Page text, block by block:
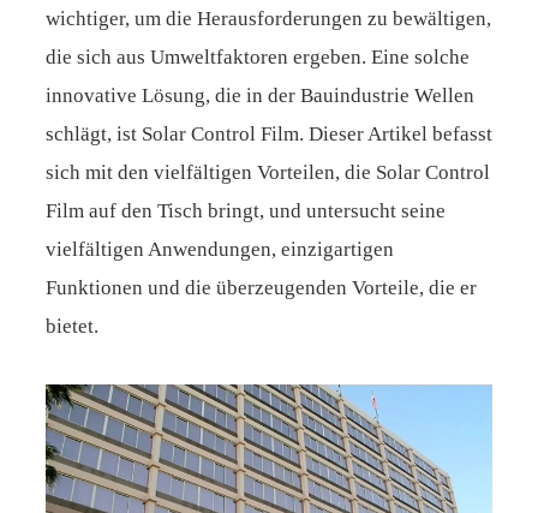
wichtiger, um die Herausforderungen zu bewältigen,
die sich aus Umweltfaktoren ergeben. Eine solche
innovative Lösung, die in der Bauindustrie Wellen
schlägt, ist Solar Control Film. Dieser Artikel befasst
sich mit den vielfältigen Vorteilen, die Solar Control
Film auf den Tisch bringt, und untersucht seine
vielfältigen Anwendungen, einzigartigen
Funktionen und die überzeugenden Vorteile, die er
bietet.